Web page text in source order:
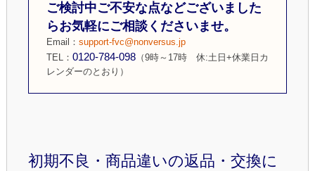
ご検討中ご不安な点などございました
らお気軽にご相談くださいませ。
Email： support-fvc@nonversus.jp
TEL： 0120-784-098（9時～17時 休:土日+休業日カ
レンダーのとおり）
初期不良・商品違いの返品・交換に